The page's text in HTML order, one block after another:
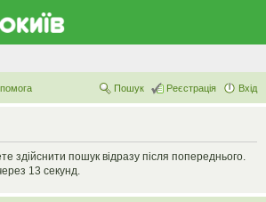
Вхід
Реєстрація
Пошук
здійснити пошук відразу після попереднього.
13 секунд.